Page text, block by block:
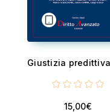
15,00€